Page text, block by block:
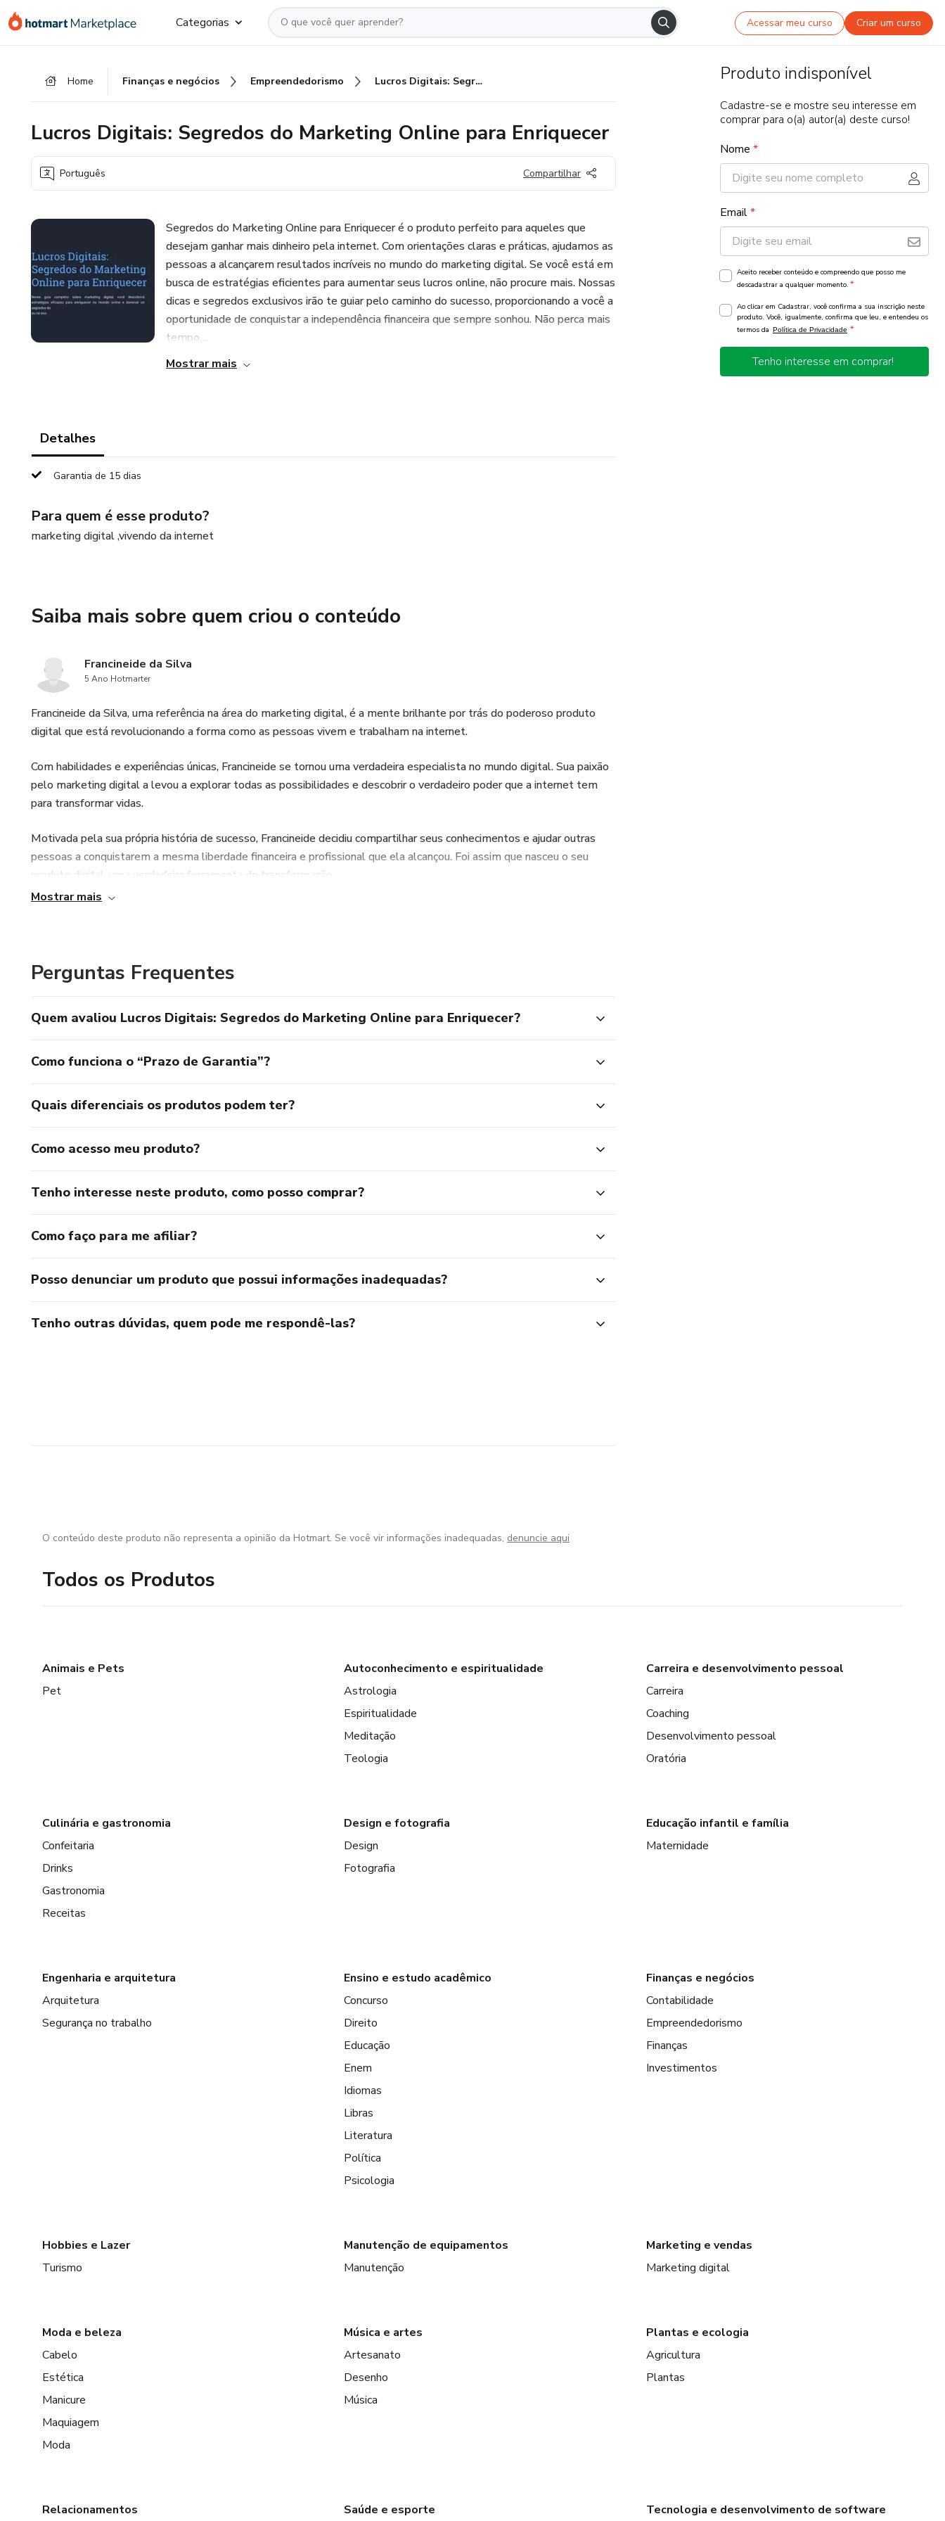
para
para
para
Categorias Acessar meu curso Criar um curso
Home Finanças e negócios Empreendedorismo Lucros Digitais: Segredos do Marketing Online para Enriquecer
Lucros Digitais: Segredos do Marketing Online para Enriquecer
Português Compartilhar
Segredos do Marketing Online para Enriquecer é o produto perfeito para aqueles que
desejam ganhar mais dinheiro pela internet. Com orientações claras e práticas, ajudamos as
pessoas a alcançarem resultados incríveis no mundo do marketing digital. Se você está em
busca de estratégias eficientes para aumentar seus lucros online, não procure mais. Nossas
dicas e segredos exclusivos irão te guiar pelo caminho do sucesso, proporcionando a você a
oportunidade de conquistar a independência financeira que sempre sonhou. Não perca mais
tempo,...
Mostrar mais
Detalhes
Garantia de 15 dias
Para quem é esse produto?
marketing digital ,vivendo da internet
Saiba mais sobre quem criou o conteúdo
Francineide da Silva
5 Ano Hotmarter
Francineide da Silva, uma referência na área do marketing digital, é a mente brilhante por trás do poderoso produto
digital que está revolucionando a forma como as pessoas vivem e trabalham na internet.
Com habilidades e experiências únicas, Francineide se tornou uma verdadeira especialista no mundo digital. Sua paixão
pelo marketing digital a levou a explorar todas as possibilidades e descobrir o verdadeiro poder que a internet tem
para transformar vidas.
Motivada pela sua própria história de sucesso, Francineide decidiu compartilhar seus conhecimentos e ajudar outras
pessoas a conquistarem a mesma liberdade financeira e profissional que ela alcançou. Foi assim que nasceu o seu
produto digital, uma verdadeira ferramenta de transformação.
Com a sua nova criação, Francineide está levando o poder do digital para um público ainda maior. Seu produto é uma
verdadeira fonte de conhecimento e ferramentas práticas, que permitem que qualquer pessoa alcance resultados
incríveis na internet.
Se você está em busca de uma mudança de vida, de uma forma de viver da internet e conquistar a liberdade que
Mostrar mais
Perguntas Frequentes
Quem avaliou Lucros Digitais: Segredos do Marketing Online para Enriquecer?
Como funciona o “Prazo de Garantia”?
Quais diferenciais os produtos podem ter?
Como acesso meu produto?
Tenho interesse neste produto, como posso comprar?
Como faço para me afiliar?
Posso denunciar um produto que possui informações inadequadas?
Tenho outras dúvidas, quem pode me respondê-las?
Produto indisponível
Cadastre-se e mostre seu interesse em
comprar para o(a) autor(a) deste curso!
Nome *
Email*
Aceito receber conteúdo e compreendo que posso me
descadastrar a qualquer momento. *
Ao clicar em Cadastrar, você confirma a sua inscrição neste
produto. Você, igualmente, confirma que leu, e entendeu os
termos da Política de Privacidade *
Tenho interesse em comprar!
O conteúdo deste produto não representa a opinião da Hotmart. Se você vir informações inadequadas, denuncie aqui
Todos os Produtos
Animais e Pets
Pet
Autoconhecimento e espiritualidade
Astrologia
Espiritualidade
Meditação
Teologia
Carreira e desenvolvimento pessoal
Carreira
Coaching
Desenvolvimento pessoal
Oratória
Culinária e gastronomia
Confeitaria
Drinks
Gastronomia
Receitas
Design e fotografia
Design
Fotografia
Educação infantil e família
Maternidade
Engenharia e arquitetura
Arquitetura
Segurança no trabalho
Ensino e estudo acadêmico
Concurso
Direito
Educação
Enem
Idiomas
Libras
Literatura
Política
Psicologia
Finanças e negócios
Contabilidade
Empreendedorismo
Finanças
Investimentos
Hobbies e Lazer
Turismo
Manutenção de equipamentos
Manutenção
Marketing e vendas
Marketing digital
Moda e beleza
Cabelo
Estética
Manicure
Maquiagem
Moda
Música e artes
Artesanato
Desenho
Música
Plantas e ecologia
Agricultura
Plantas
Relacionamentos Saúde e esporte Tecnologia e desenvolvimento de software